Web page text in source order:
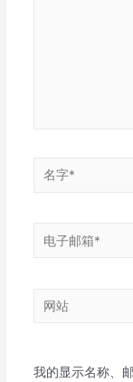
电
箱
网
我的显示名称、